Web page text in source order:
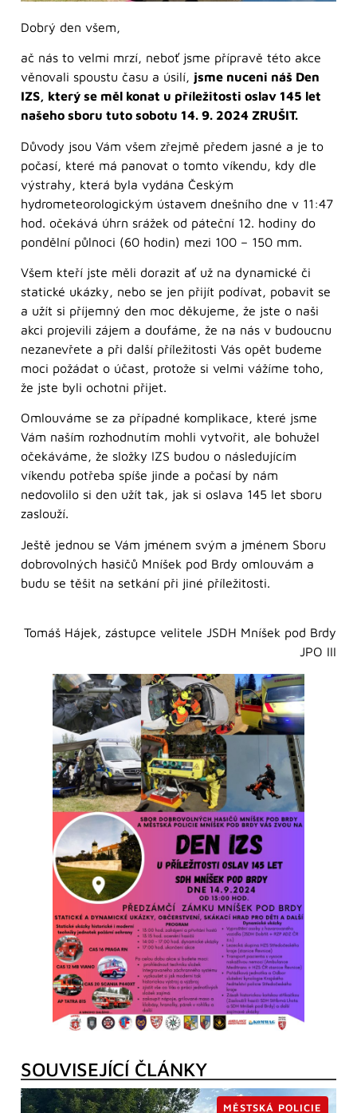
Dobrý den všem,
ač nás to velmi mrzí, neboť jsme přípravě této akce
věnovali spoustu času a úsilí, jsme nuceni náš Den
IZS, který se měl konat u příležitosti oslav 145 let
našeho sboru tuto sobotu 14. 9. 2024 ZRUŠIT.
Důvody jsou Vám všem zřejmě předem jasné a je to
počasí, které má panovat o tomto víkendu, kdy dle
výstrahy, která byla vydána Českým
hydrometeorologickým ústavem dnešního dne v 11:47
hod. očekává úhrn srážek od páteční 12. hodiny do
pondělní půlnoci (60 hodin) mezi 100 – 150 mm.
Všem kteří jste měli dorazit ať už na dynamické či
statické ukázky, nebo se jen přijít podívat, pobavit se
a užít si příjemný den moc děkujeme, že jste o naši
akci projevili zájem a doufáme, že na nás v budoucnu
nezanevřete a při další příležitosti Vás opět budeme
moci požádat o účast, protože si velmi vážíme toho,
že jste byli ochotni přijet.
Omlouváme se za případné komplikace, které jsme
Vám naším rozhodnutím mohli vytvořit, ale bohužel
očekáváme, že složky IZS budou o následujícím
víkendu potřeba spíše jinde a počasí by nám
nedovolilo si den užít tak, jak si oslava 145 let sboru
zaslouží.
Ještě jednou se Vám jménem svým a jménem Sboru
dobrovolných hasičů Mníšek pod Brdy omlouvám a
budu se těšit na setkání při jiné příležitosti.
Tomáš Hájek, zástupce velitele JSDH Mníšek pod Brdy
JPO III
SOUVISEJÍCÍ ČLÁNKY
MĚSTSKÁ POLICIE